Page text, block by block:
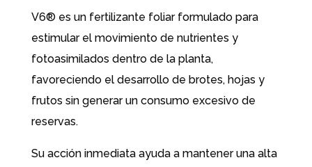
V6® es un fertilizante foliar formulado para
estimular el movimiento de nutrientes y
fotoasimilados dentro de la planta,
favoreciendo el desarrollo de brotes, hojas y
frutos sin generar un consumo excesivo de
reservas.
Su acción inmediata ayuda a mantener una alta